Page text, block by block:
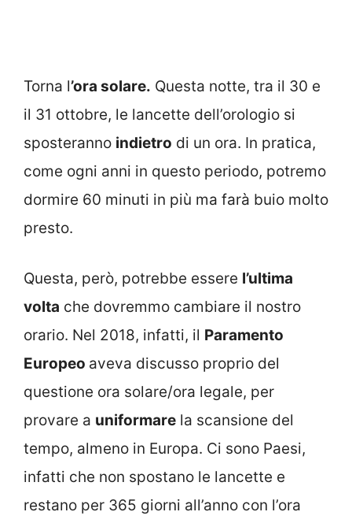
Torna l’ora solare. Questa notte, tra il 30 e
il 31 ottobre, le lancette dell’orologio si
sposteranno indietro di un ora. In pratica,
come ogni anni in questo periodo, potremo
dormire 60 minuti in più ma farà buio molto
presto.
Questa, però, potrebbe essere l’ultima
volta che dovremmo cambiare il nostro
orario. Nel 2018, infatti, il Paramento
Europeo aveva discusso proprio del
questione ora solare/ora legale, per
provare a uniformare la scansione del
tempo, almeno in Europa. Ci sono Paesi,
infatti che non spostano le lancette e
restano per 365 giorni all’anno con l’ora